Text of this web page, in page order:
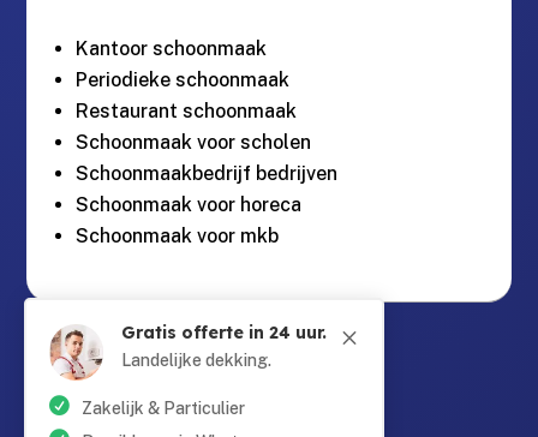
Kantoor schoonmaak
Periodieke schoonmaak
Restaurant schoonmaak
Schoonmaak voor scholen
Schoonmaakbedrijf bedrijven
Schoonmaak voor horeca
Schoonmaak voor mkb

Guntersteinweg 377,
2531KA Den Haag
M
Gratis offerte in 24 uur.
Landelijke dekking.
Zakelijk & Particulier